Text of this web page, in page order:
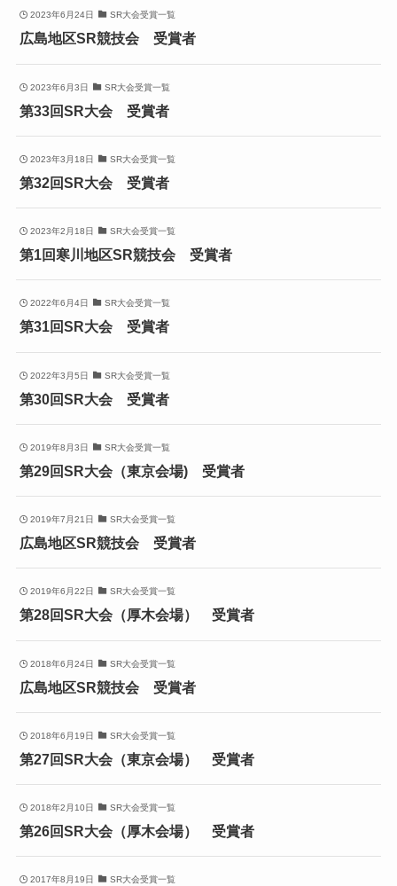
2023年6月24日 SR大会受賞一覧
広島地区SR競技会 受賞者
2023年6月3日 SR大会受賞一覧
第33回SR大会 受賞者
2023年3月18日 SR大会受賞一覧
第32回SR大会 受賞者
2023年2月18日 SR大会受賞一覧
第1回寒川地区SR競技会 受賞者
2022年6月4日 SR大会受賞一覧
第31回SR大会 受賞者
2022年3月5日 SR大会受賞一覧
第30回SR大会 受賞者
2019年8月3日 SR大会受賞一覧
第29回SR大会（東京会場) 受賞者
2019年7月21日 SR大会受賞一覧
広島地区SR競技会 受賞者
2019年6月22日 SR大会受賞一覧
第28回SR大会（厚木会場） 受賞者
2018年6月24日 SR大会受賞一覧
広島地区SR競技会 受賞者
2018年6月19日 SR大会受賞一覧
第27回SR大会（東京会場） 受賞者
2018年2月10日 SR大会受賞一覧
第26回SR大会（厚木会場） 受賞者
2017年8月19日 SR大会受賞一覧